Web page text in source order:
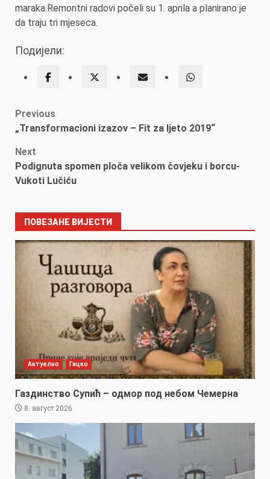
maraka.Remontni radovi počeli su 1. aprila a planirano je
da traju tri mjeseca.
Подијели:
Post
Previous
„Transformacioni izazov – Fit za ljeto 2019“
Next
Podignuta spomen ploča velikom čovjeku i borcu-
Vukoti Lučiću
ПОВЕЗАНЕ ВИЈЕСТИ
Актуелно Гацко
Газдинство Супић – одмор под небом Чемерна
8. август 2026.